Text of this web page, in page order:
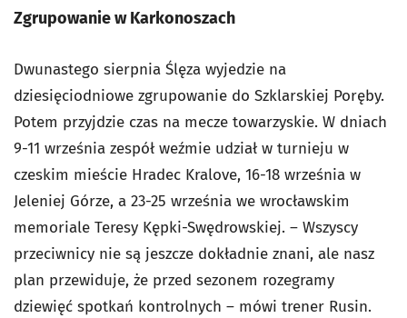
Zgrupowanie w Karkonoszach
Dwunastego sierpnia Ślęza wyjedzie na
dziesięciodniowe zgrupowanie do Szklarskiej Poręby.
Potem przyjdzie czas na mecze towarzyskie. W dniach
9-11 września zespół weźmie udział w turnieju w
czeskim mieście Hradec Kralove, 16-18 września w
Jeleniej Górze, a 23-25 września we wrocławskim
memoriale Teresy Kępki-Swędrowskiej. – Wszyscy
przeciwnicy nie są jeszcze dokładnie znani, ale nasz
plan przewiduje, że przed sezonem rozegramy
dziewięć spotkań kontrolnych – mówi trener Rusin.